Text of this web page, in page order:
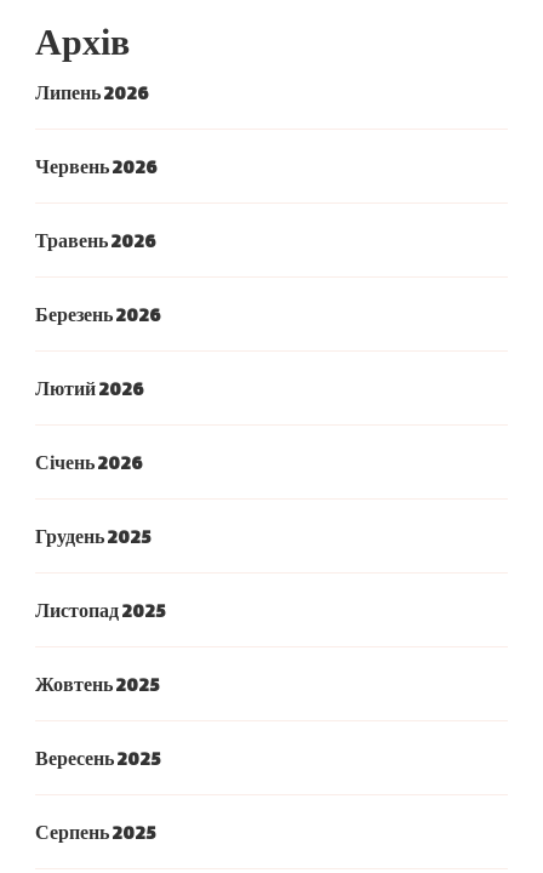
Архів
Липень 2026
Червень 2026
Травень 2026
Березень 2026
Лютий 2026
Січень 2026
Грудень 2025
Листопад 2025
Жовтень 2025
Вересень 2025
Серпень 2025